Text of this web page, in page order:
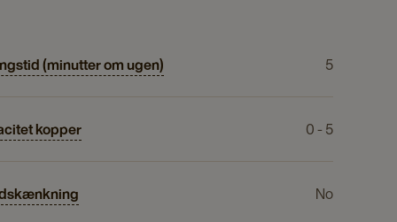
(minutter om ugen) 5
kopper 0 - 5
No